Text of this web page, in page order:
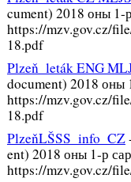
cument) 2018 оны 1-
https://mzv.gov.cz/
18.pdf
Plzeň_leták ENG
document) 2018 оны
https://mzv.gov.cz/
18.pdf
PlzeňLŠSS_info_CZ
ent) 2018 оны 1-р
https://mzv.gov.cz/